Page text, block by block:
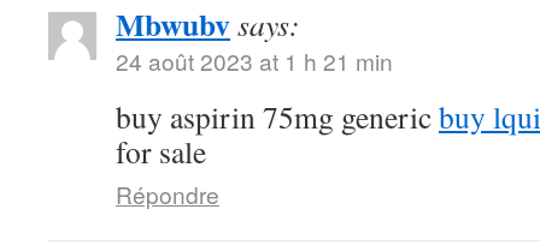
Mbwubvsays:
24 août 2023 at 1 h 21 min
buy aspirin 75mg genericbuy
for sale
Répondre